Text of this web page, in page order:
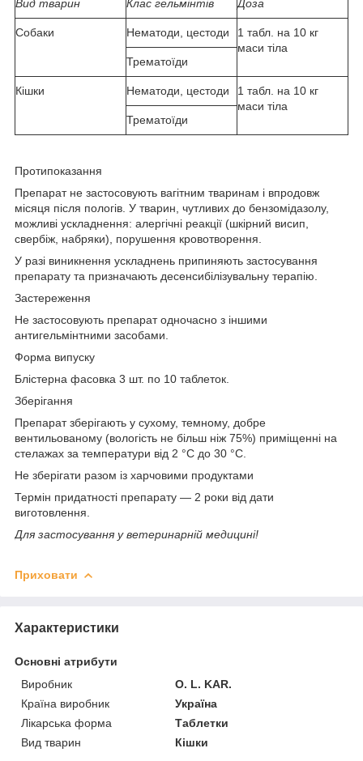
Вид тварин Клас гельмінтів Доза
Собаки Нематоди, цестоди
1 табл. на 10 кг
маси тіла
Трематоїди
Кішки Нематоди, цестоди
1 табл. на 10 кг
маси тіла
Трематоїди
Протипоказання
Препарат не застосовують вагітним тваринам і впродовж
місяця після пологів. У тварин, чутливих до бензомідазолу,
можливі ускладнення: алергічні реакції (шкірний висип,
свербіж, набряки), порушення кровотворення.
У разі виникнення ускладнень припиняють застосування
препарату та призначають десенсибілізувальну терапію.
Застереження
Не застосовують препарат одночасно з іншими
антигельмінтними засобами.
Форма випуску
Блістерна фасовка 3 шт. по 10 таблеток.
Зберігання
Препарат зберігають у сухому, темному, добре
вентильованому (вологість не більш ніж 75%) приміщенні на
стелажах за температури від 2 °C до 30 °C.
Не зберігати разом із харчовими продуктами
Термін придатності препарату — 2 роки від дати
виготовлення.
Для застосування у ветеринарній медицині!
Приховати
Характеристики
Основні атрибути
Виробник
O. L. KAR.
Країна виробник
Україна
Лікарська форма
Таблетки
Вид тварин
Кішки